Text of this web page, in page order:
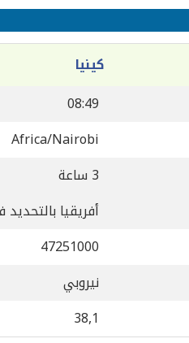
كينيا
08:49
Africa/Nairobi
3 ساعة
أفريقيا
47251000
نيروبي
38,1